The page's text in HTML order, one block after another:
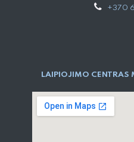
+370
LAIPIOJIMO CENTRAS